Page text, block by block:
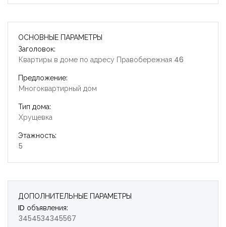
ОСНОВНЫЕ ПАРАМЕТРЫ
Заголовок:
Квартиры в доме по адресу Правобережная 46
Предложение:
Многоквартирный дом
Тип дома:
Хрущевка
Этажность:
5
ДОПОЛНИТЕЛЬНЫЕ ПАРАМЕТРЫ
ID объявления:
3454534345567